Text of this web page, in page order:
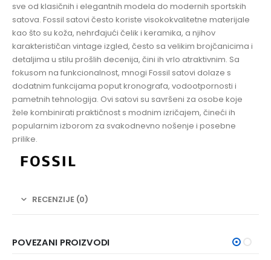
sve od klasičnih i elegantnih modela do modernih sportskih
satova. Fossil satovi često koriste visokokvalitetne materijale
kao što su koža, nehrđajući čelik i keramika, a njihov
karakterističan vintage izgled, često sa velikim brojčanicima i
detaljima u stilu prošlih decenija, čini ih vrlo atraktivnim. Sa
fokusom na funkcionalnost, mnogi Fossil satovi dolaze s
dodatnim funkcijama poput kronografa, vodootpornosti i
pametnih tehnologija. Ovi satovi su savršeni za osobe koje
žele kombinirati praktičnost s modnim izričajem, čineći ih
popularnim izborom za svakodnevno nošenje i posebne
prilike.
RECENZIJE (0)
POVEZANI PROIZVODI